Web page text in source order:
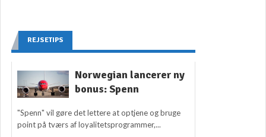
REJSETIPS
Norwegian lancerer ny
bonus: Spenn
"Spenn" vil gøre det lettere at optjene og bruge
point på tværs af loyalitetsprogrammer,...